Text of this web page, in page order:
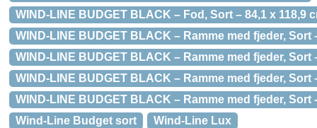
WIND-LINE BUDGET BLACK – Fod, Sort – 84,1 x 118,9
WIND-LINE BUDGET BLACK – Ramme med fjeder, Sort
WIND-LINE BUDGET BLACK – Ramme med fjeder, Sort
WIND-LINE BUDGET BLACK – Ramme med fjeder, Sort
WIND-LINE BUDGET BLACK – Ramme med fjeder, Sort
Wind-Line Budget sort
Wind-Line Lux